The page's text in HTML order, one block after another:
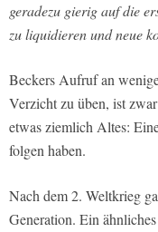
geradezu gierig auf die
zu liquidieren und neue
Beckers Aufruf an
Verzicht zu üben, ist
etwas ziemlich Altes:
folgen haben.
Nach dem 2. Weltkrieg
Generation. Ein